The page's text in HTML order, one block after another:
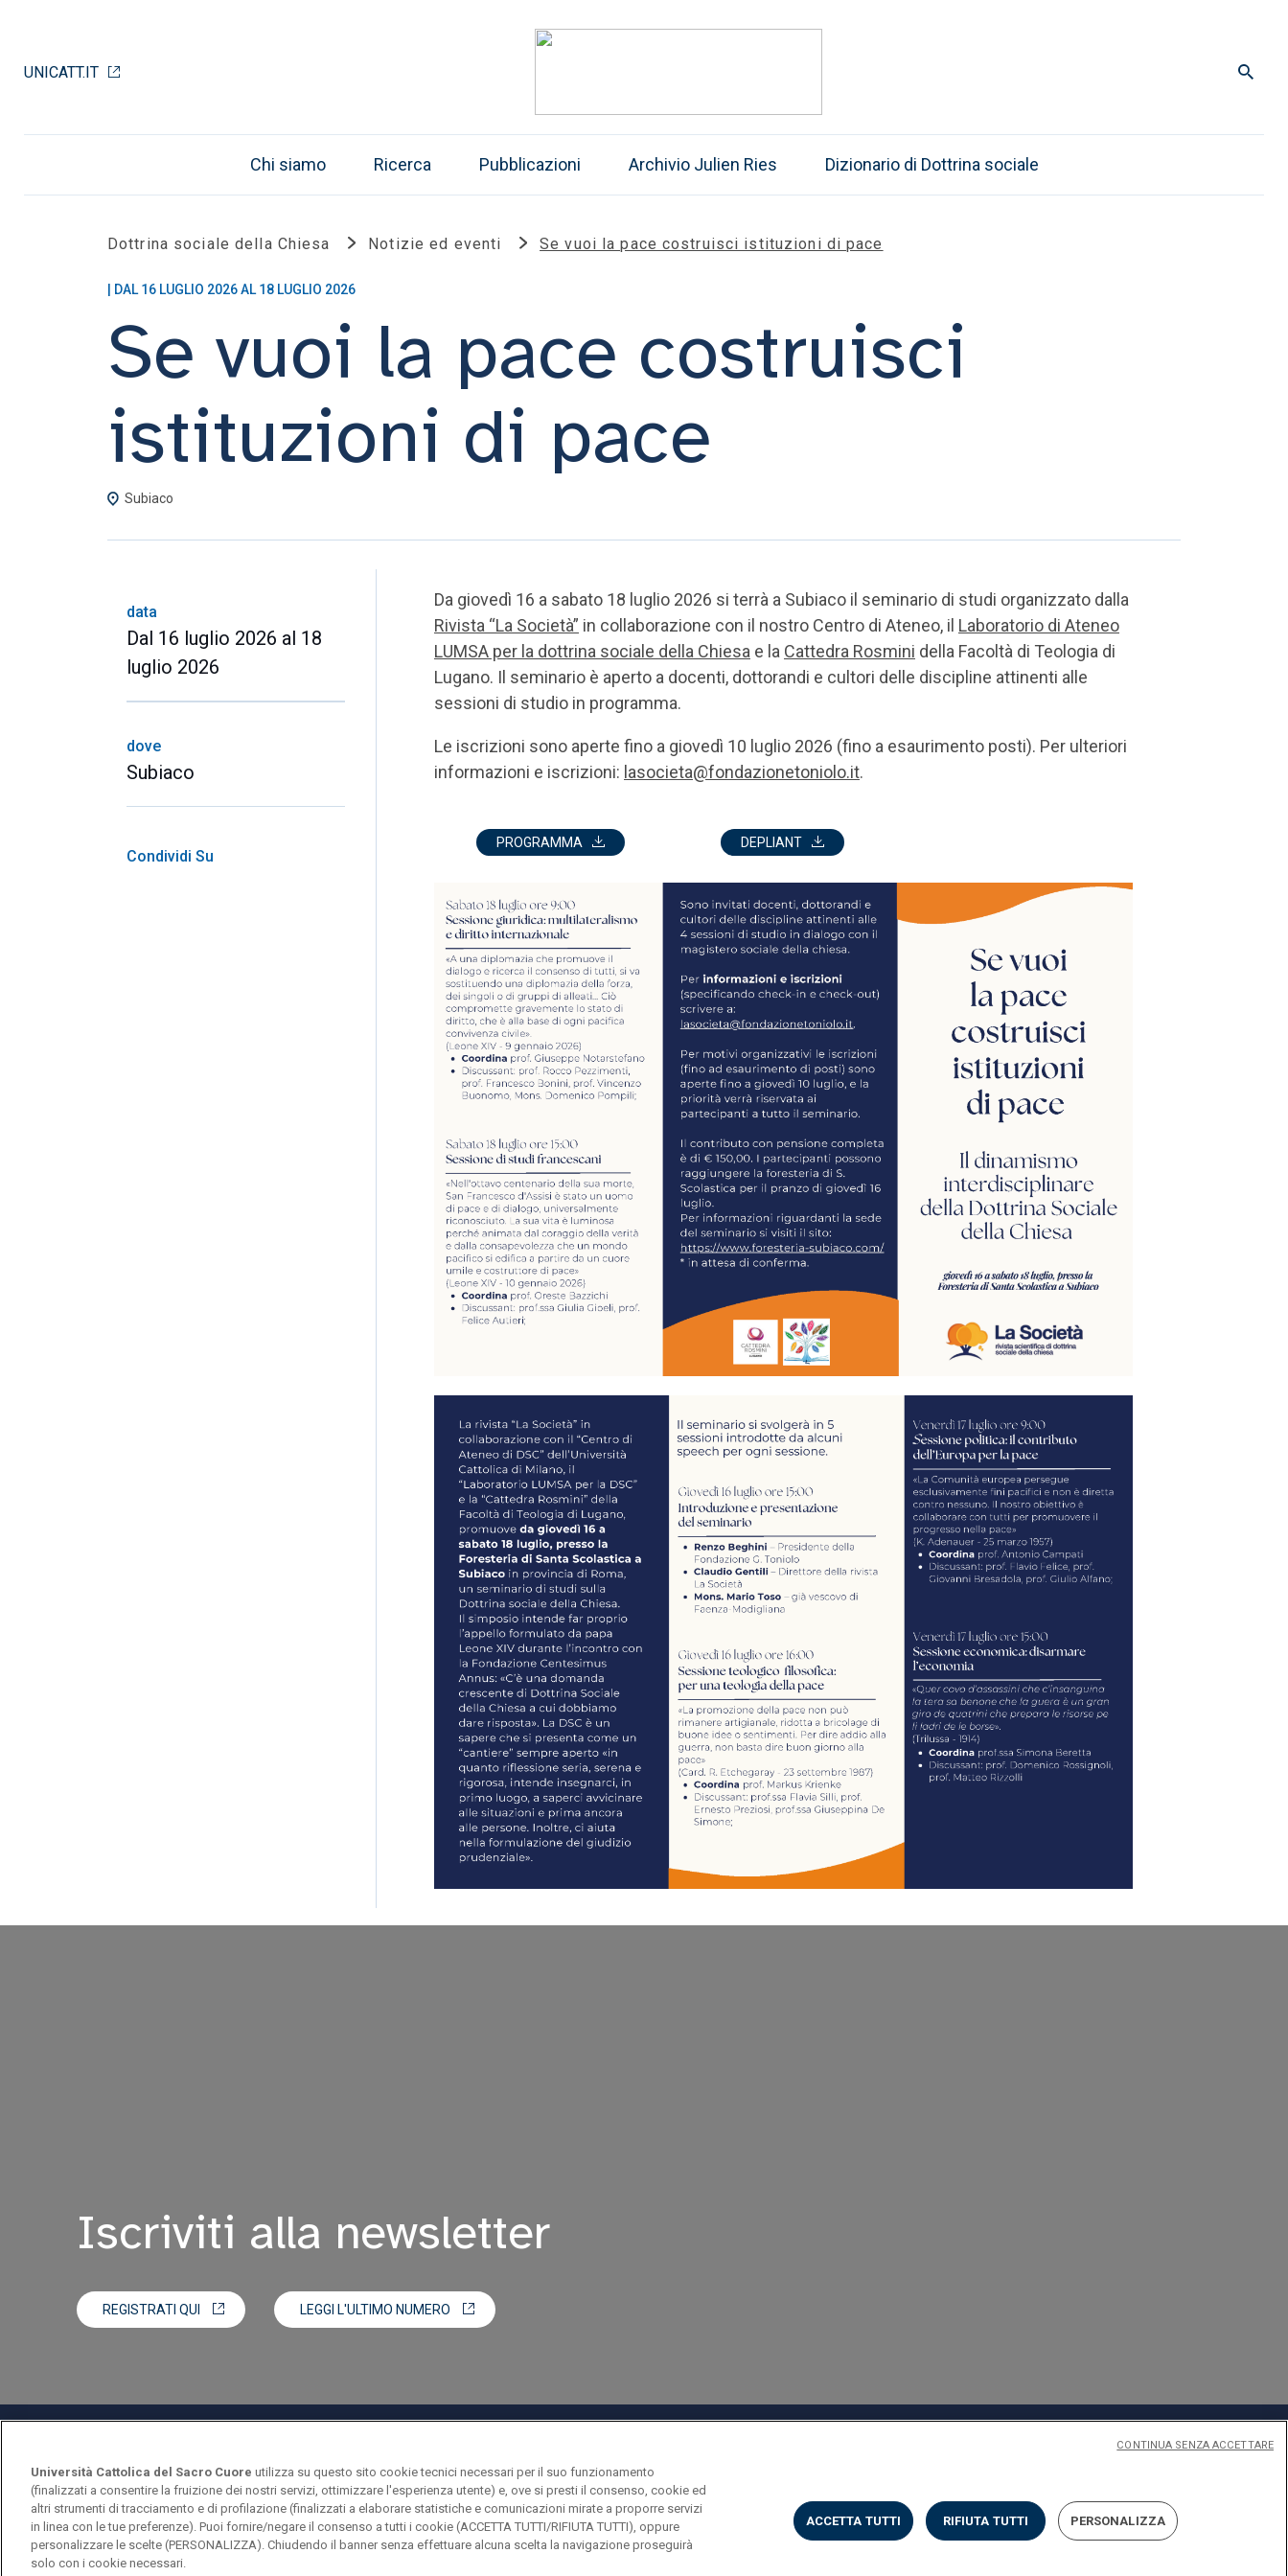
UNICATT.IT
Chi siamo Ricerca Pubblicazioni Archivio Julien Ries Dizionario di Dottrina sociale
Dottrina sociale della Chiesa Notizie ed eventi Se vuoi la pace costruisci istituzioni di pace
| DAL 16 LUGLIO 2026 AL 18 LUGLIO 2026
Se vuoi la pace costruisci
istituzioni di pace
Subiaco
data
Dal 16 luglio 2026 al 18
luglio 2026
dove
Subiaco
Condividi Su
Da giovedì 16 a sabato 18 luglio 2026 si terrà a Subiaco il seminario di studi organizzato dalla
Rivista “La Società” in collaborazione con il nostro Centro di Ateneo, il Laboratorio di Ateneo
LUMSA per la dottrina sociale della Chiesa e la Cattedra Rosmini della Facoltà di Teologia di
Lugano. Il seminario è aperto a docenti, dottorandi e cultori delle discipline attinenti alle
sessioni di studio in programma.
Le iscrizioni sono aperte fino a giovedì 10 luglio 2026 (fino a esaurimento posti). Per ulteriori
informazioni e iscrizioni: lasocieta@fondazionetoniolo.it.
PROGRAMMA DEPLIANT
Iscriviti alla newsletter
REGISTRATI QUI LEGGI L'ULTIMO NUMERO
Università Cattolica del Sacro Cuore
Largo A. Gemelli, 1 - 20123 Milano
Università Cattolica del Sacro Cuore utilizza su questo sito cookie tecnici necessari per il suo funzionamento
(finalizzati a consentire la fruizione dei nostri servizi, ottimizzare l'esperienza utente) e, ove si presti il consenso, cookie ed
altri strumenti di tracciamento e di profilazione (finalizzati a elaborare statistiche e comunicazioni mirate a proporre servizi
in linea con le tue preferenze). Puoi fornire/negare il consenso a tutti i cookie (ACCETTA TUTTI/RIFIUTA TUTTI), oppure
personalizzare le scelte (PERSONALIZZA). Chiudendo il banner senza effettuare alcuna scelta la navigazione proseguirà
solo con i cookie necessari.
ACCETTA TUTTI RIFIUTA TUTTI PERSONALIZZA
CONTINUA SENZA ACCETTARE